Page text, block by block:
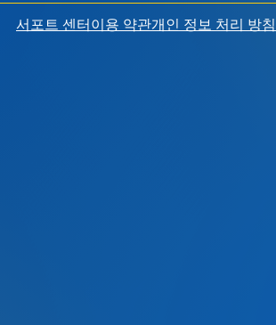
서포트 센터이용 약관개인 정보 처리 방침